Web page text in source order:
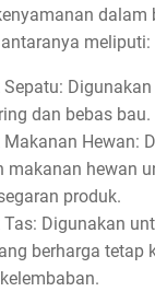
dalam
meliputi:
dan bebas bau.
Hewan:
makanan hewan
produk.
Digunakan
berharga tetap